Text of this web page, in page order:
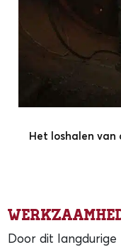
Het loshalen
Door dit